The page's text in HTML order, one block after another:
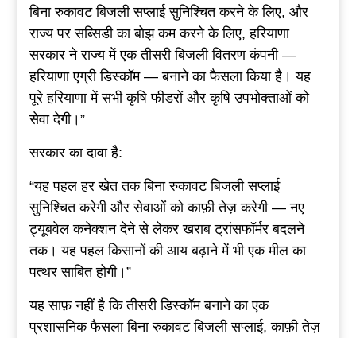
बिना रुकावट बिजली सप्लाई सुनिश्चित करने के लिए, और
राज्य पर सब्सिडी का बोझ कम करने के लिए, हरियाणा
सरकार ने राज्य में एक तीसरी बिजली वितरण कंपनी —
हरियाणा एग्री डिस्कॉम — बनाने का फैसला किया है। यह
पूरे हरियाणा में सभी कृषि फीडरों और कृषि उपभोक्ताओं को
सेवा देगी।”
सरकार का दावा है:
“यह पहल हर खेत तक बिना रुकावट बिजली सप्लाई
सुनिश्चित करेगी और सेवाओं को काफ़ी तेज़ करेगी — नए
ट्यूबवेल कनेक्शन देने से लेकर खराब ट्रांसफॉर्मर बदलने
तक। यह पहल किसानों की आय बढ़ाने में भी एक मील का
पत्थर साबित होगी।”
यह साफ़ नहीं है कि तीसरी डिस्कॉम बनाने का एक
प्रशासनिक फैसला बिना रुकावट बिजली सप्लाई, काफ़ी तेज़